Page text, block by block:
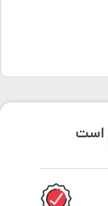
است